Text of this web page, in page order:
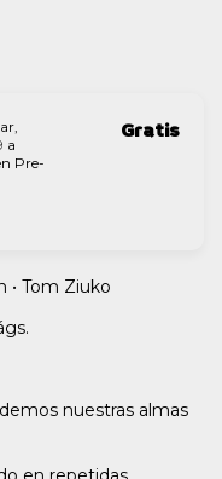
a
Pre-
Gratis
• Tom Ziuko
nuestras almas